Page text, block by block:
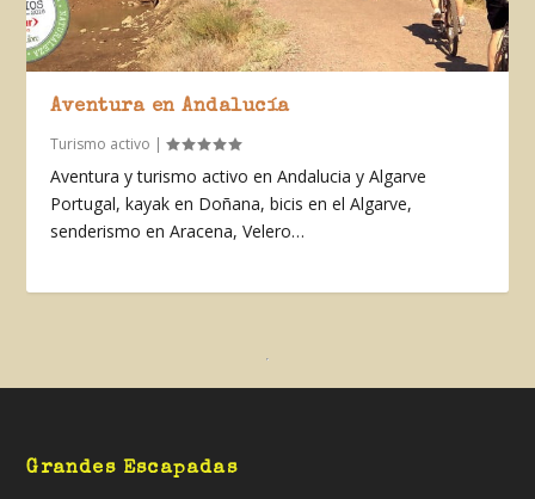
Aventura en Andalucía
Turismo activo |
Aventura y turismo activo en Andalucia y Algarve
Portugal, kayak en Doñana, bicis en el Algarve,
senderismo en Aracena, Velero…
Grandes Escapadas